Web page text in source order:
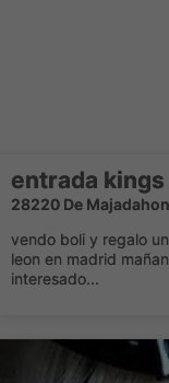
entrada
28220 De
vendo boli y regalo
leon en madrid
interesado...